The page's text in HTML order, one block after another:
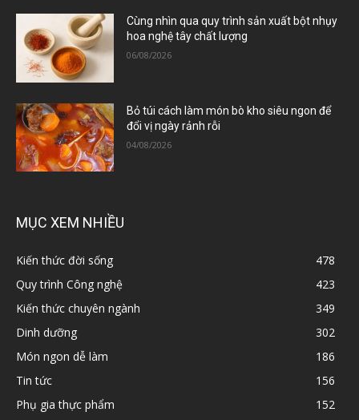
Cùng nhìn qua quy trình sản xuất bột nhụy
hoa nghệ tây chất lượng
06/08/2026
Bỏ túi cách làm món bò kho siêu ngon để
đổi vị ngày rảnh rỗi
04/08/2026
MỤC XEM NHIỀU
Kiến thức đời sống
478
Quy trình Công nghệ
423
Kiến thức chuyên ngành
349
Dinh dưỡng
302
Món ngon dễ làm
186
Tin tức
156
Phụ gia thực phẩm
152